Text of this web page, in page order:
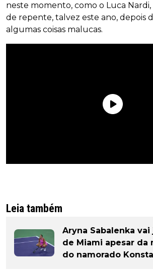
neste momento, como o Luca Nardi,
de repente, talvez este ano, depois
algumas coisas malucas.
Leia também
Aryna Sabalenka
de Miami apesar da
do namorado